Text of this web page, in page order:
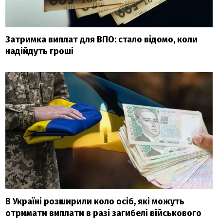
Затримка виплат для ВПО: стало відомо, коли
надійдуть гроші
В Україні розширили коло осіб, які можуть
отримати виплати в разі загибелі військового